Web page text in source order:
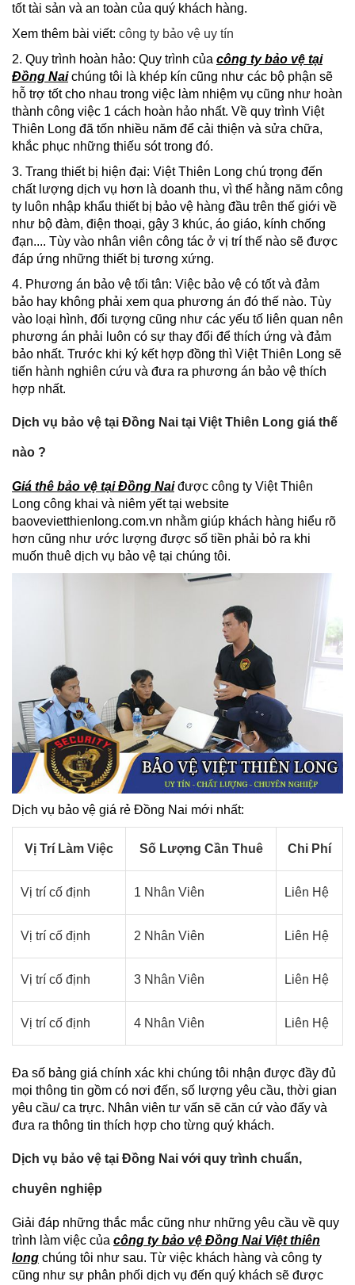
tốt tài sản và an toàn của quý khách hàng.
Xem thêm bài viết: công ty bảo vệ uy tín
2. Quy trình hoàn hảo: Quy trình của công ty bảo vệ tại
Đồng Naichúng tôi là khép kín cũng như các bộ phận sẽ
hỗ trợ tốt cho nhau trong việc làm nhiệm vụ cũng như hoàn
thành công việc 1 cách hoàn hảo nhất. Về quy trình Việt
Thiên Long đã tốn nhiều năm để cải thiện và sửa chữa,
khắc phục những thiếu sót trong đó.
3. Trang thiết bị hiện đại: Việt Thiên Long chú trọng đến
chất lượng dịch vụ hơn là doanh thu, vì thế hằng năm công
ty luôn nhập khẩu thiết bị bảo vệ hàng đầu trên thế giới về
như bộ đàm, điện thoại, gậy 3 khúc, áo giáo, kính chống
đạn.... Tùy vào nhân viên công tác ở vị trí thế nào sẽ được
đáp ứng những thiết bị tương xứng.
4. Phương án bảo vệ tối tân: Việc bảo vệ có tốt và đảm
bảo hay không phải xem qua phương án đó thế nào. Tùy
vào loại hình, đối tượng cũng như các yếu tố liên quan nên
phương án phải luôn có sự thay đổi để thích ứng và đảm
bảo nhất. Trước khi ký kết hợp đồng thì Việt Thiên Long sẽ
tiến hành nghiên cứu và đưa ra phương án bảo vệ thích
hợp nhất.
Dịch vụ bảo vệ tại Đồng Nai tại Việt Thiên Long giá thế
nào ?
Giá thê bảo vệ tại Đồng Naiđược công ty Việt Thiên
Long công khai và niêm yết tại website
baovevietthienlong.com.vn nhằm giúp khách hàng hiểu rõ
hơn cũng như ước lượng được số tiền phải bỏ ra khi
muốn thuê dịch vụ bảo vệ tại chúng tôi.
Dịch vụ bảo vệ giá rẻ Đồng Nai mới nhất:
Vị Trí Làm Việc Số Lượng Cần Thuê Chi Phí
Vị trí cố định 1 Nhân Viên Liên Hệ
Vị trí cố định 2 Nhân Viên Liên Hệ
Vị trí cố định 3 Nhân Viên Liên Hệ
Vị trí cố định 4 Nhân Viên Liên Hệ
Đa số bảng giá chính xác khi chúng tôi nhận được đầy đủ
mọi thông tin gồm có nơi đến, số lượng yêu cầu, thời gian
yêu cầu/ ca trực. Nhân viên tư vấn sẽ căn cứ vào đấy và
đưa ra thông tin thích hợp cho từng quý khách.
Dịch vụ bảo vệ tại Đồng Nai với quy trình chuẩn,
chuyên nghiệp
Giải đáp những thắc mắc cũng như những yêu cầu về quy
trình làm việc của công ty bảo vệ Đồng Nai Việt thiên
long chúng tôi như sau. Từ việc khách hàng và công ty
cũng như sự phân phối dịch vụ đến quý khách sẽ được